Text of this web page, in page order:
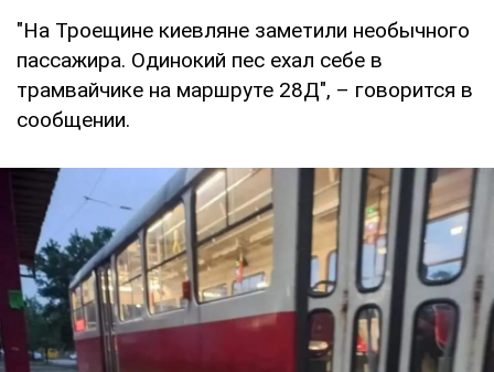
"На Троещине киевляне заметили необычного
пассажира. Одинокий пес ехал себе в
трамвайчике на маршруте 28Д", – говорится в
сообщении.